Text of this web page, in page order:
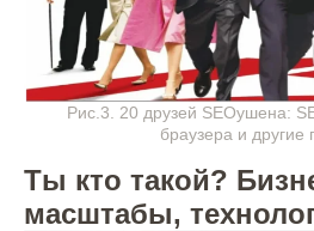
Рис.3. 20 друзей SEOушена:
браузера и другие
Ты кто такой?
масштабы,